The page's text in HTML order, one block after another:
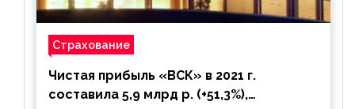
Страхование
Чистая прибыль «ВСК» в 2021 г.
составила 5,9 млрд р. (+51,3%),